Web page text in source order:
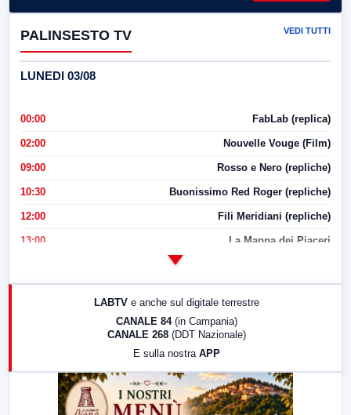
PALINSESTO TV VEDI TUTTI
LUNEDI 03/08
00:00 FabLab (replica)
02:00 Nouvelle Vouge (Film)
09:00 Rosso e Nero (repliche)
10:30 Buonissimo Red Roger (repliche)
12:00 Fili Meridiani (repliche)
13:00 La Mappa dei Piaceri
LabNews (replica)
LABTV e anche sul digitale terrestre
CANALE 84 (in Campania)
CANALE 268 (DDT Nazionale)
E sulla nostra APP